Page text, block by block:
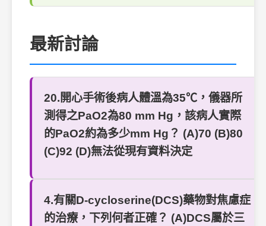
最新討論
20.開心手術後病人體溫為35℃，儀器所
測得之PaO2為80 mm Hg，該病人實際
的PaO2約為多少mm Hg？ (A)70 (B)80
(C)92 (D)無法從現有資料決定
4.有關D-cycloserine(DCS)藥物對焦慮症
的治療，下列何者正確？ (A)DCS屬於三